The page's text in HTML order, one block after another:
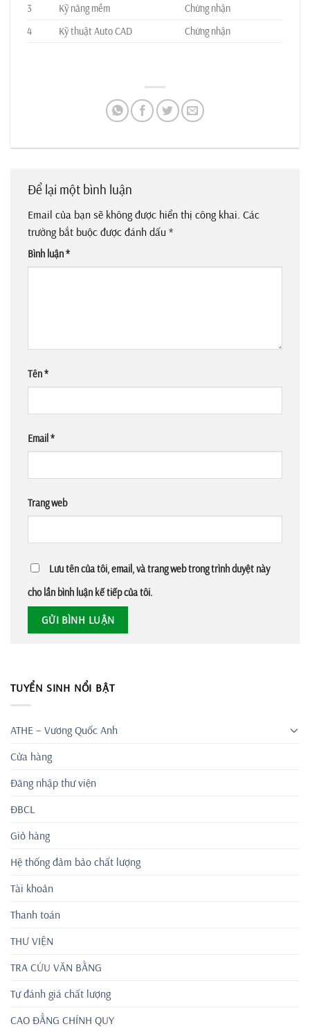
3 Kỹ năng mềm
Chứng nhận
4
Kỹ thuật Auto CAD Chứng nhận
Để lại một bình luận
Email của bạn sẽ không được hiển thị công khai. Các
trường bắt buộc được đánh dấu *
Bình luận*
Tên*
Email *
Trang web
Lưu tên của tôi, email, và trang web trong trình duyệt này
cho lần bình luận kế tiếp của tôi.
TUYỂN SINH NỔI BẬT
ATHE – Vương Quốc Anh
Cửa hàng
Đăng nhập thư viện
ĐBCL
Giỏ hàng
Hệ thống đảm bảo chất lượng
Tài khoản
Thanh toán
THƯ VIỆN
TRA CỨU VĂN BẰNG
Tự đánh giá chất lượng
CAO ĐẲNG CHÍNH QUY